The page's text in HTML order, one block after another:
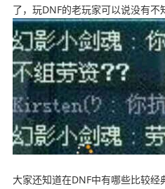
了，玩DNF的老玩家可以说没有不
大家还知道在DNF中有哪些比较